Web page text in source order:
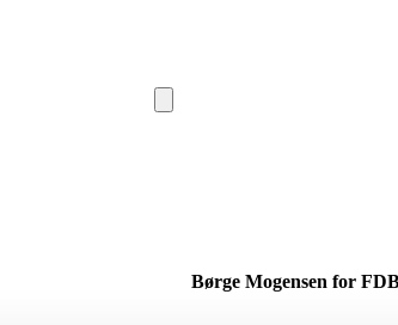
Børge Mogensen for